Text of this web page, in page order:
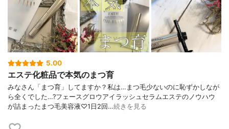
5.00
エステ化粧品で本気のまつ育
みなさん「まつ育」してますか？私は…まつ毛少ないのに恥ずかしなが
ら全くでした…?フェースグロウアイラッシュセラムエステのノウハウ
が詰まったまつ毛美容液♡1日2回…続きを見る